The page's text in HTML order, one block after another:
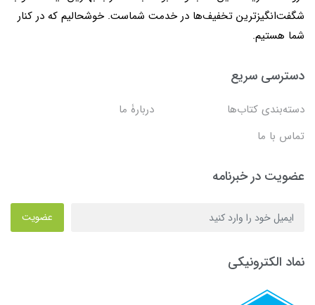
شگفت‌انگیزترین تخفیف‌ها در خدمت شماست. خوشحالیم که در کنار
شما هستیم.
دسترسی سریع
دسته‌بندی کتاب‌ها
دربارۀ ما
تماس با ما
عضویت در خبرنامه
عضویت
نماد الکترونیکی